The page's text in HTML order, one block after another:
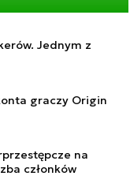
Jednym z
graczy Origin
na
członków